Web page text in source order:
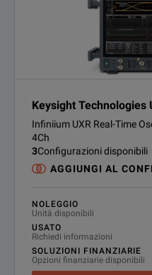
Keysight Technologies
Infiniium UXR Real-Time
4Ch
3Configurazioni disponibili
AGGIUNGI AL
NOLEGGIO
Unità disponibili
USATO
Richiedi informazioni
SOLUZIONI FINANZIARIE
Opzioni finanziarie disponibili